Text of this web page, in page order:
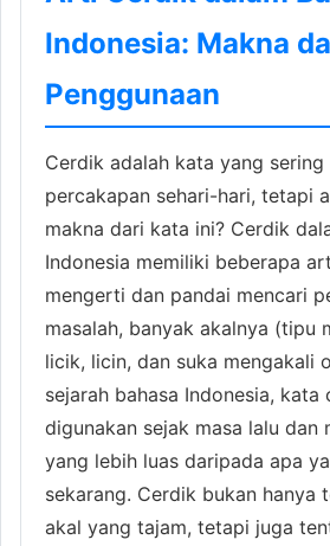
Indonesia: Makna
Penggunaan
Cerdik adalah kata yang
percakapan sehari-hari, tetapi
makna dari kata ini? Cerdik
Indonesia memiliki beberapa
mengerti dan pandai mencari
masalah, banyak akalnya (tipu
licik, licin, dan suka mengakali
sejarah bahasa Indonesia, kata
digunakan sejak masa lalu dan
yang lebih luas daripada apa
sekarang. Cerdik bukan hanya
akal yang tajam, tetapi juga